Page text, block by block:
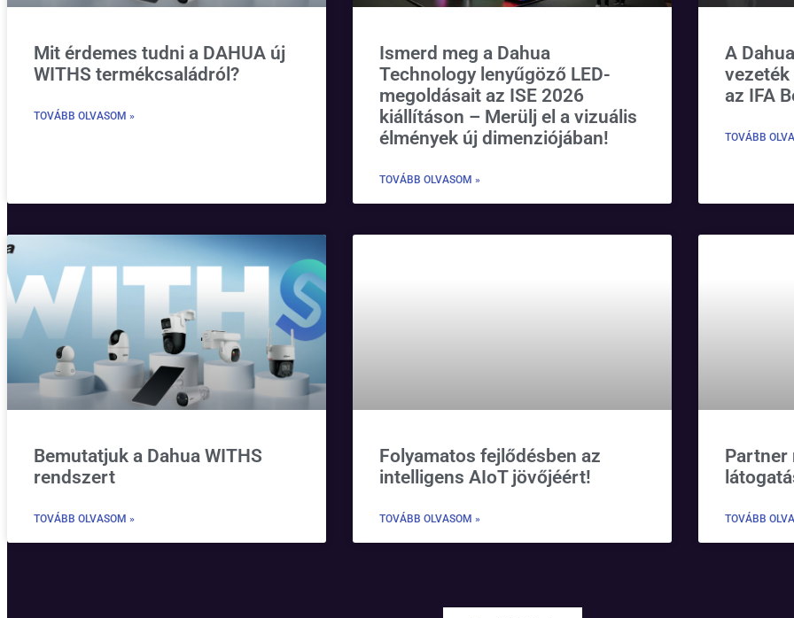
Mit érdemes tudni a DAHUA új
WITHS termékcsaládról?
TOVÁBB OLVASOM »
Ismerd meg a Dahua
Technology lenyűgöző LED-
megoldásait az ISE 2026
kiállításon – Merülj el a vizuális
élmények új dimenziójában!
TOVÁBB OLVASOM »
A
az IFA
TOVÁBB
Bemutatjuk a Dahua WITHS
rendszert
TOVÁBB OLVASOM »
Folyamatos fejlődésben az
intelligens AIoT jövőjéért!
TOVÁBB OLVASOM »
Partner
TOVÁBB